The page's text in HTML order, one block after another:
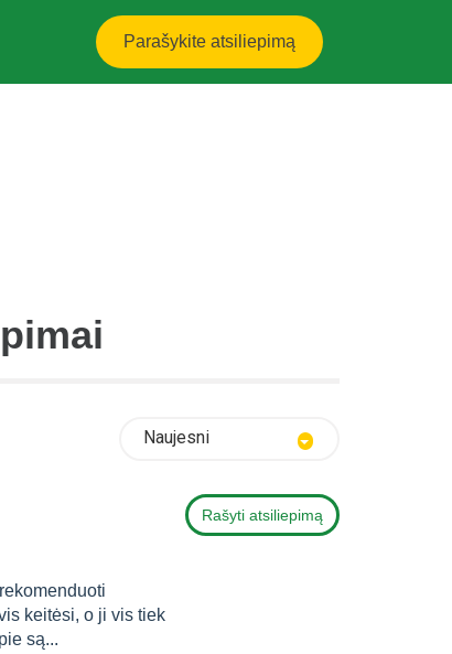
Parašykite atsiliepimą
Naujesni
keitėsi, o ji vis tiek
są...
Rašyti atsiliepimą